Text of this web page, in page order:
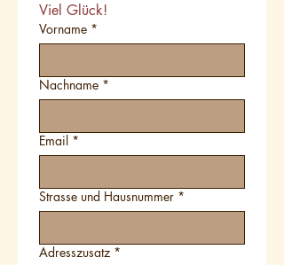
Viel Glück!
Vorname *
Nachname *
Email *
Strasse und Hausnummer *
Adresszusatz *